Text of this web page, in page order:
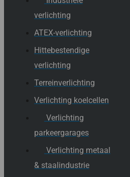
verlichting
ATEX-verlichting
Hittebestendige
verlichting
Terreinverlichting
Verlichting koelcellen
Verlichting
parkeergarages
Verlichting metaal
& staalindustrie